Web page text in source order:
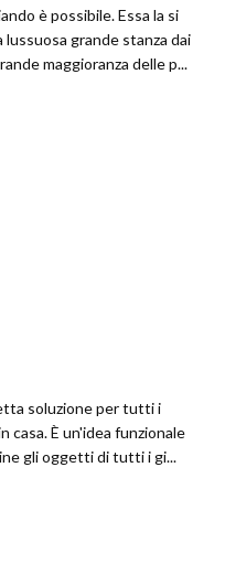
è possibile. Essa la si
grande stanza dai
maggioranza delle p...
soluzione per tutti i
casa. È un'idea funzionale
gli oggetti di tutti i gi...